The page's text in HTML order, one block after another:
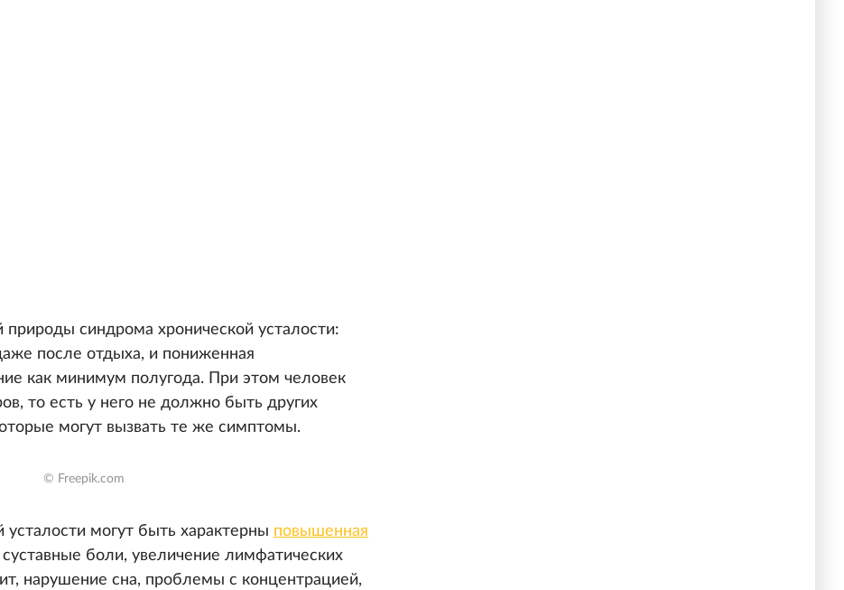
природы синдрома хронической усталости:
после отдыха, и пониженная
как минимум полугода. При этом человек
то есть у него не должно быть других
могут вызвать те же симптомы.
© Freepik.com
могут быть характерны повышенная
боли, увеличение лимфатических
нарушение сна, проблемы с концентрацией,